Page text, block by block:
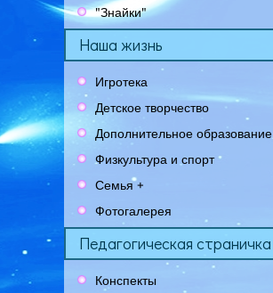
"Знайки"
Наша жизнь
Игротека
Детское творчество
Дополнительное образование
Физкультура и спорт
Семья +
Фотогалерея
Педагогическая страничка
Конспекты